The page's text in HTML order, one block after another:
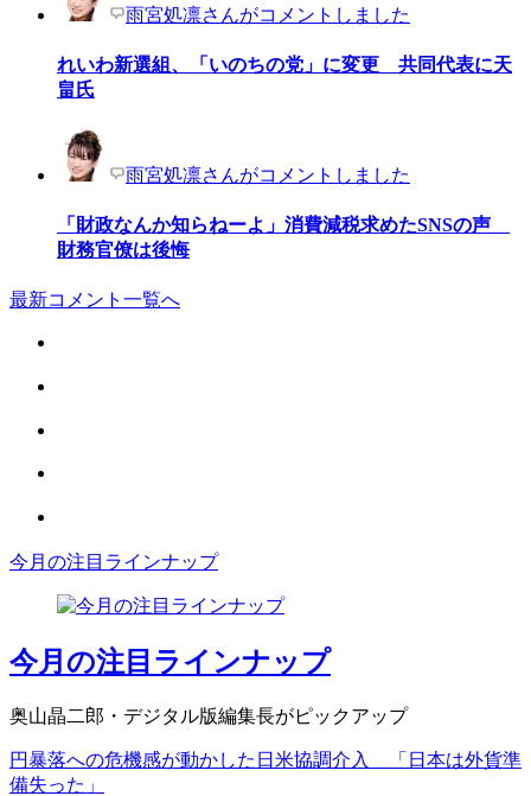
雨宮処凛さんがコメントしました
れいわ新選組、「いのちの党」に変更 共同代表に天
畠氏
雨宮処凛さんがコメントしました
「財政なんか知らねーよ」消費減税求めたSNSの声
財務官僚は後悔
最新コメント一覧へ
今月の注目ラインナップ
今月の注目ラインナップ
奥山晶二郎・デジタル版編集長がピックアップ
円暴落への危機感が動かした日米協調介入 「日本は外貨準
備失った」